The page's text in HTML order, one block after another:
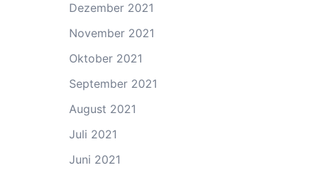
Dezember 2021
November 2021
Oktober 2021
September 2021
August 2021
Juli 2021
Juni 2021